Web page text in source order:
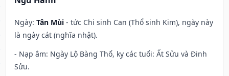
Ngày: Tân Mùi - tức Chi sinh Can (Thổ sinh Kim), ngày này
là ngày cát (nghĩa nhật).
- Nạp âm: Ngày Lộ Bàng Thổ, kỵ các tuổi: Ất Sửu và Đinh
Sửu.